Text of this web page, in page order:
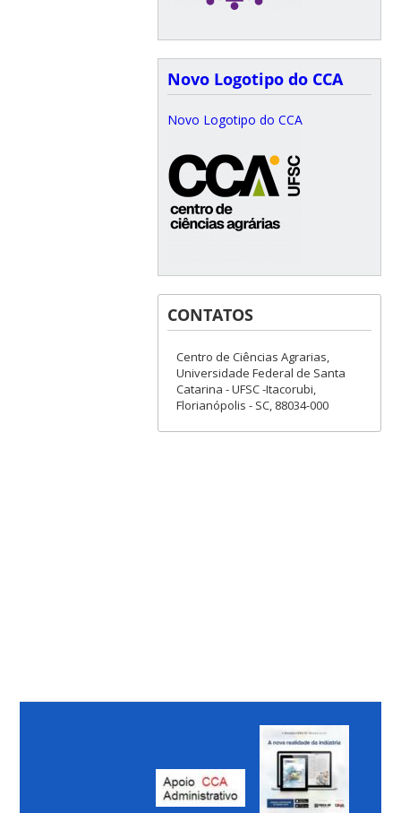
Novo Logotipo do CCA
Novo Logotipo do CCA
CONTATOS
Centro de Ciências Agrarias,
Universidade Federal de Santa
Catarina - UFSC -Itacorubi,
Florianópolis - SC, 88034-000